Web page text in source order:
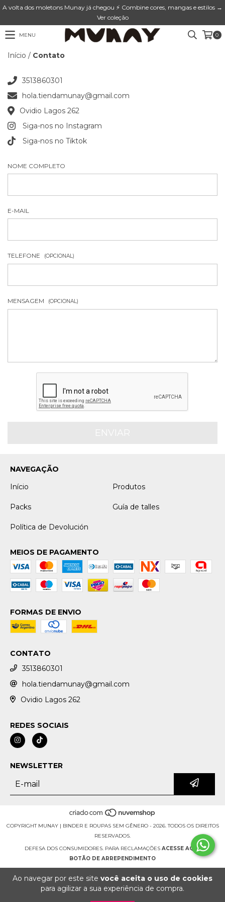
Ao navegar por este site você aceita o uso de cookies
para agilizar a sua experiência de compra.
A volta dos moletons Munay já chegou ⚡ Combine cores, mangas e estilos →
Ver coleção
MENU 0
Início / Contato
3513860301
hola.tiendamunay@gmail.com
Ovidio Lagos 262
Siga-nos no Instagram
Siga-nos no Tiktok
NOME COMPLETO
E-MAIL
TELEFONE (OPCIONAL)
MENSAGEM (OPCIONAL)
NAVEGAÇÃO
Início
Produtos
Packs Guía de talles
Política de Devolución
MEIOS DE PAGAMENTO
FORMAS DE ENVIO
CONTATO
3513860301
hola.tiendamunay@gmail.com
Ovidio Lagos 262
REDES SOCIAIS
NEWSLETTER
COPYRIGHT MUNAY | BINDER E ROUPAS SEM GÊNERO - 2026. TODOS OS DIREITOS
RESERVADOS.
DEFESA DOS CONSUMIDORES. PARA RECLAMAÇÕES ACESSE AQUI.
BOTÃO DE ARREPENDIMENTO